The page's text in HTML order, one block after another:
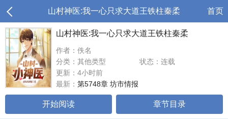
山村神医:我一心只求大道王铁柱秦柔 首页
山村神医:我一心只求大道王铁柱秦柔
作者：佚名
分类：其他类型
状态：连载
更新：4小时前
最新： 第5748章 坊市情报
开始阅读 章节目录